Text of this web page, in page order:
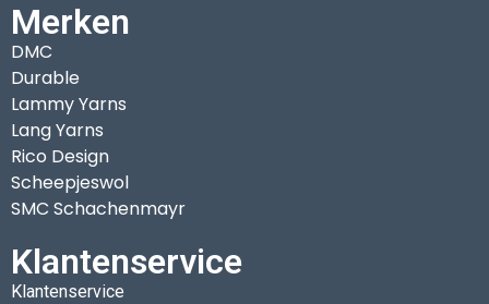
Merken
DMC
Durable
Lammy Yarns
Lang Yarns
Rico Design
Scheepjeswol
SMC Schachenmayr
Klantenservice
Klantenservice